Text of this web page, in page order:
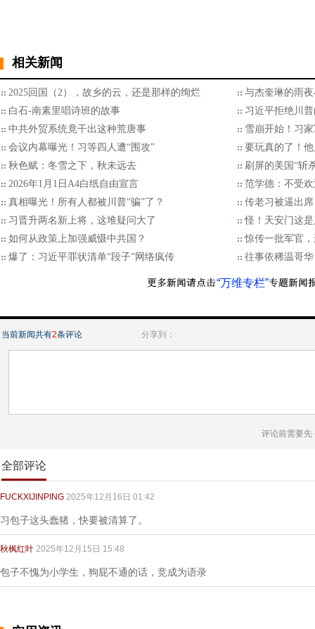
相关新闻
2025回国（2），故乡的云，还是那样的绚烂
与杰奎琳的雨
白石-南素里唱诗班的故事
习近平拒绝川普
中共外贸系统竟干出这种荒唐事
雪崩开始！习
会议内幕曝光！习等四人遭“围攻”
要玩真的了！
秋色赋：冬雪之下，秋未远去
刷屏的美国“斩
2026年1月1日A4白纸自由宣言
范学德：不受
真相曝光！所有人都被川普“骗”了？
传老习被逼出
习晋升两名新上将，这堆疑问大了
怪！天安门这
如何从政策上加强威慑中共国？
惊传一批军官
爆了：习近平罪状清单“段子”网络疯传
往事依稀温哥华
“万维专栏”
当前新闻共有2条评论 分享到：
评论前需要先
全部评论
FUCKXIJINPING 2025年12月16日 01:42
习包子这头蠢猪，快要被清算了。
秋枫红叶 2025年12月15日 15:48
包子不愧为小学生，狗屁不通的话，竞成为语录